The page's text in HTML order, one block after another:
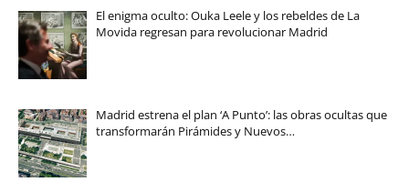
El enigma oculto: Ouka Leele y los rebeldes de La
Movida regresan para revolucionar Madrid
Madrid estrena el plan ‘A Punto’: las obras ocultas que
transformarán Pirámides y Nuevos…